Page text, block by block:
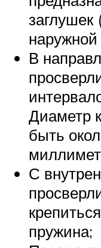
заглушек
В
Диаметр
быть
С
пружина;